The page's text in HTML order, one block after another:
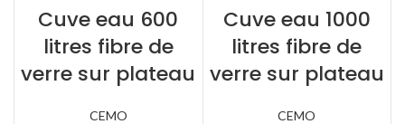
Cuve eau 600
litres fibre de
verre sur plateau
CEMO
Cuve eau 1000
litres fibre de
verre sur plateau
CEMO